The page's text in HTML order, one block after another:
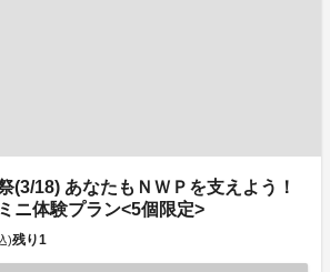
(3/18) あなたもＮＷＰを支えよう！
ニ体験プラン<5個限定>
)残り1